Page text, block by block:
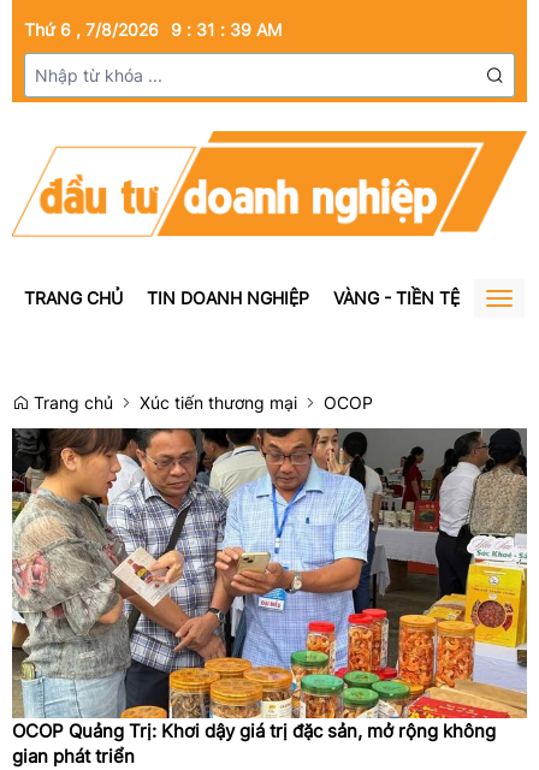
Thứ 6 , 7/8/2026 9 : 31 : 40 AM
TRANG CHỦ TIN DOANH NGHIỆP VÀNG - TIỀN TỆ BẤT
Trang chủ Xúc tiến thương mại OCOP
OCOP Quảng Trị: Khơi dậy giá trị đặc sản, mở rộng không
gian phát triển